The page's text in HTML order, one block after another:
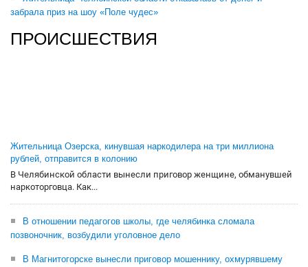
забрала приз на шоу «Поле чудес»
ПРОИСШЕСТВИЯ
Жительница Озерска, кинувшая наркодилера на три миллиона
рублей, отправится в колонию
В Челябинской области вынесли приговор женщине, обманувшей
наркоторговца. Как...
В отношении педагогов школы, где челябинка сломала
позвоночник, возбудили уголовное дело
В Магнитогорске вынесли приговор мошеннику, охмурявшему